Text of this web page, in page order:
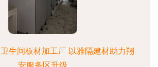
生间板材加工厂 以雅隔建材助力翔